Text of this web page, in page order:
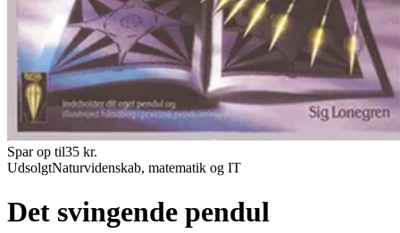
Spar op til35 kr.
UdsolgtNaturvidenskab, matematik og IT
Det svingende pendul